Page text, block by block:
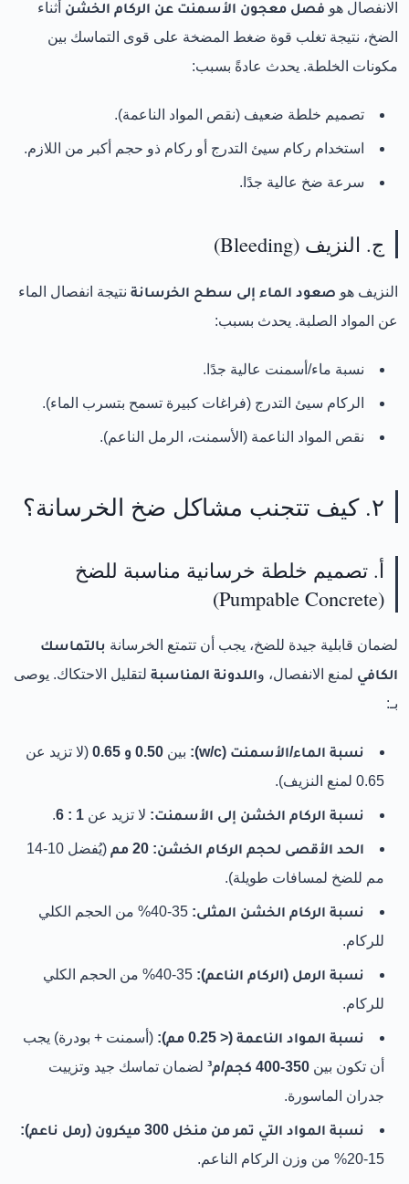
الانفصال هو فصل معجون الأسمنت عن الركام الخشن أثناء
الضخ، نتيجة تغلب قوة ضغط المضخة على قوى التماسك بين
مكونات الخلطة. يحدث عادةً بسبب:
تصميم خلطة ضعيف (نقص المواد الناعمة).
استخدام ركام سيئ التدرج أو ركام ذو حجم أكبر من اللازم.
سرعة ضخ عالية جدًا.
ج. النزيف (Bleeding)
النزيف هو صعود الماء إلى سطح الخرسانة نتيجة انفصال الماء
عن المواد الصلبة. يحدث بسبب:
نسبة ماء/أسمنت عالية جدًا.
الركام سيئ التدرج (فراغات كبيرة تسمح بتسرب الماء).
نقص المواد الناعمة (الأسمنت، الرمل الناعم).
٢. كيف تتجنب مشاكل ضخ الخرسانة؟
أ. تصميم خلطة خرسانية مناسبة للضخ
(Pumpable Concrete)
لضمان قابلية جيدة للضخ، يجب أن تتمتع الخرسانة بالتماسك
الكافي لمنع الانفصال، واللدونة المناسبة لتقليل الاحتكاك. يوصى
بـ:
نسبة الماء/الأسمنت (w/c): بين 0.50 و 0.65
(لا تزيد عن
0.65 لمنع النزيف).
نسبة الركام الخشن إلى الأسمنت: لا تزيد عن 1 : 6
.
الحد الأقصى لحجم الركام الخشن: 20 مم
(يُفضل 10-14
مم للضخ لمسافات طويلة).
نسبة الركام الخشن المثلى:
35-40% من الحجم الكلي
للركام.
نسبة الرمل (الركام الناعم):
35-40% من الحجم الكلي
للركام.
نسبة المواد الناعمة (< 0.25 مم):
(أسمنت + بودرة) يجب
أن تكون بين 350-400 كجم/م³
لضمان تماسك جيد وتزييت
جدران الماسورة.
نسبة المواد التي تمر من منخل 300 ميكرون (رمل ناعم):
15-20% من وزن الركام الناعم.